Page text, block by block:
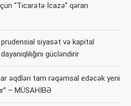
“Ticarətə İcazə” qərarı
prudensial siyasət və kapital
gücləndirir
əqdləri tam rəqəmsal edəcək yeni
– MÜSAHİBƏ